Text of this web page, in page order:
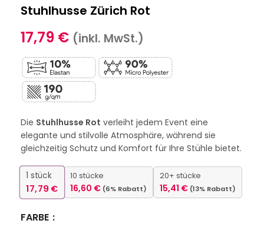
Stuhlhusse Zürich Rot
17,79 € (inkl. MwSt.)
Die Stuhlhusse Rot verleiht jedem Event eine
elegante und stilvolle Atmosphäre, während sie
gleichzeitig Schutz und Komfort für Ihre Stühle bietet.
1 stück
17,79€
10 stücke
16,60 € (6% Rabatt)
20+ stücke
15,41 € (13% Rabatt)
FARBE